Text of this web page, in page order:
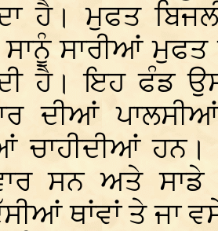
ਹੈ। ਮੁਫਤ
ਸਾਰੀਆਂ ਮੁਫਤ
ਹੈ। ਇਹ ਫੰਡ
ਦੀਆਂ
ਚਾਹੀਦੀਆਂ ਹਨ।
ਸਨ ਅਤੇ
ਥਾਂਵਾਂ ਤੇ ਜਾ